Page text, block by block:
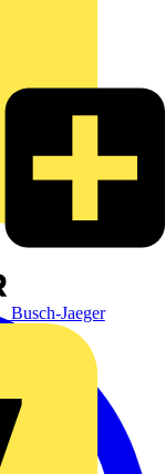
Busch-Jaeger